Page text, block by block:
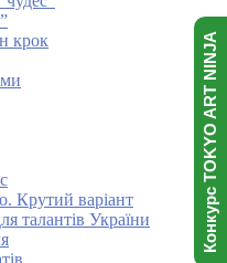
крок
Крутий варіант
талантів України
Конкурс TOKYO ART NINJA